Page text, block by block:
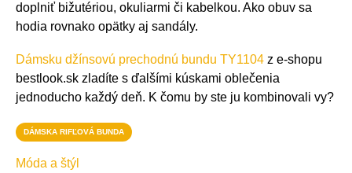
doplniť bižutériou, okuliarmi či kabelkou. Ako obuv sa
hodia rovnako opätky aj sandály.
Dámsku džínsovú prechodnú bundu TY1104 z e-shopu
bestlook.sk zladíte s ďalšími kúskami oblečenia
jednoducho každý deň. K čomu by ste ju kombinovali vy?
DÁMSKA RIFĽOVÁ BUNDA
Móda a štýl